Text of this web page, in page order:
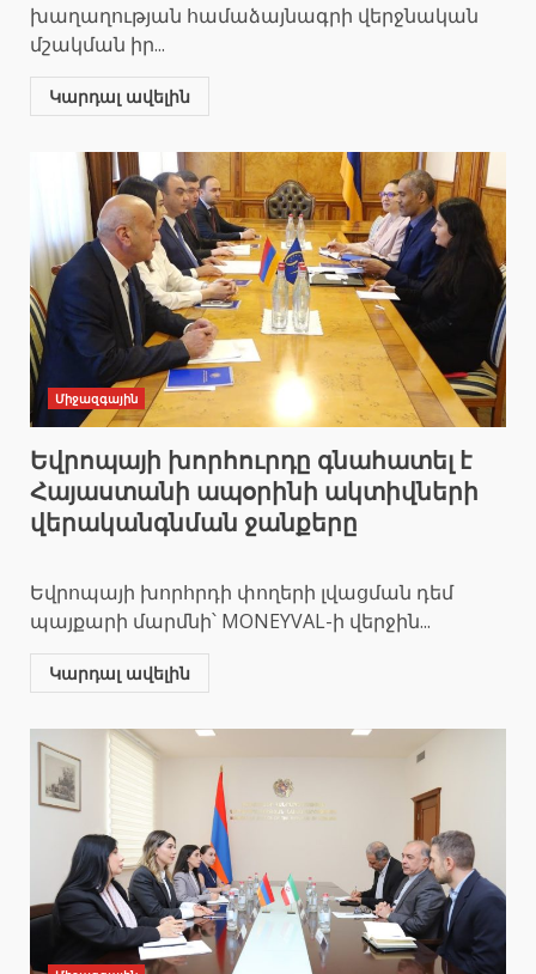
խաղաղության համաձայնագրի վերջնական
մշակման իր...
Կարդալ ավելին
Միջազգային
Եվրոպայի խորհուրդը գնահատել է
Հայաստանի ապօրինի ակտիվների
վերականգնման ջանքերը
Եվրոպայի խորհրդի փողերի լվացման դեմ
պայքարի մարմնի՝ MONEYVAL-ի վերջին...
Կարդալ ավելին